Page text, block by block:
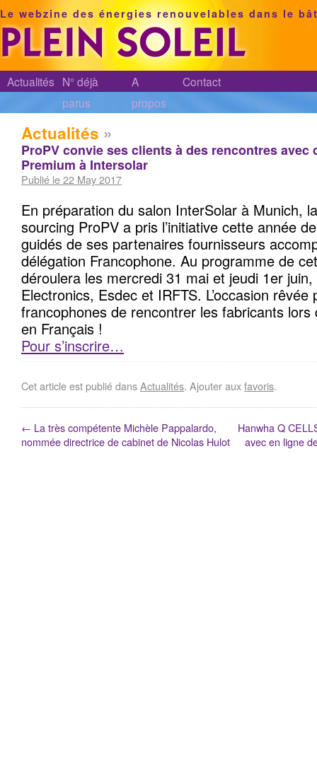
Le webzine des énergies renouvelables dans le
Actualités N° déjà
parus
A
propos
Contact
Actualités »
ProPV convie ses clients à des rencontres avec
Premium à Intersolar
Publié le 22 May 2017
En préparation du salon InterSolar à Munich,
sourcing ProPV a pris l’initiative cette année
guidés de ses partenaires fournisseurs
délégation Francophone. Au programme de
déroulera les mercredi 31 mai et jeudi 1er
Electronics, Esdec et IRFTS. L’occasion
francophones de rencontrer les fabricants lors
en Français !
Pour s’inscrire…
Cet article est publié dansActualités. Ajouter auxfavoris.
← La très compétente Michèle Pappalardo,
nommée directrice de cabinet de Nicolas Hulot
Hanwha Q
avec en ligne